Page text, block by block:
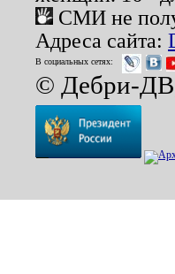
СМИ не
Адреса сайта:
В социальных сетях:
© Дебри-